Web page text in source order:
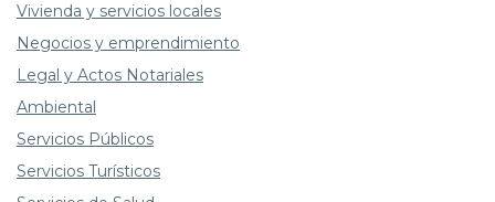
Vivienda y servicios locales
Negocios y emprendimiento
Legal y Actos Notariales
Ambiental
Servicios Públicos
Servicios Turísticos